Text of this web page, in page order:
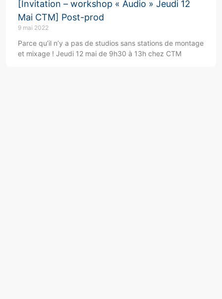
[Invitation – workshop « Audio » Jeudi 12
Mai CTM] Post-prod
9 mai 2022
Parce qu’il n’y a pas de studios sans stations de montage
et mixage ! Jeudi 12 mai de 9h30 à 13h chez CTM